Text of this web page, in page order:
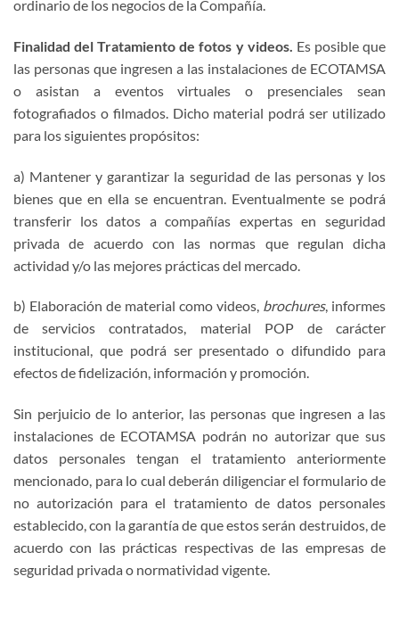
ordinario de los negocios de la Compañía.
Finalidad del Tratamiento de fotos y videos. Es posible que
las personas que ingresen a las instalaciones de ECOTAMSA
o asistan a eventos virtuales o presenciales sean
fotografiados o filmados. Dicho material podrá ser utilizado
para los siguientes propósitos:
a) Mantener y garantizar la seguridad de las personas y los
bienes que en ella se encuentran. Eventualmente se podrá
transferir los datos a compañías expertas en seguridad
privada de acuerdo con las normas que regulan dicha
actividad y/o las mejores prácticas del mercado.
b) Elaboración de material como videos, brochures, informes
de servicios contratados, material POP de carácter
institucional, que podrá ser presentado o difundido para
efectos de fidelización, información y promoción.
Sin perjuicio de lo anterior, las personas que ingresen a las
instalaciones de ECOTAMSA podrán no autorizar que sus
datos personales tengan el tratamiento anteriormente
mencionado, para lo cual deberán diligenciar el formulario de
no autorización para el tratamiento de datos personales
establecido, con la garantía de que estos serán destruidos, de
acuerdo con las prácticas respectivas de las empresas de
seguridad privada o normatividad vigente.